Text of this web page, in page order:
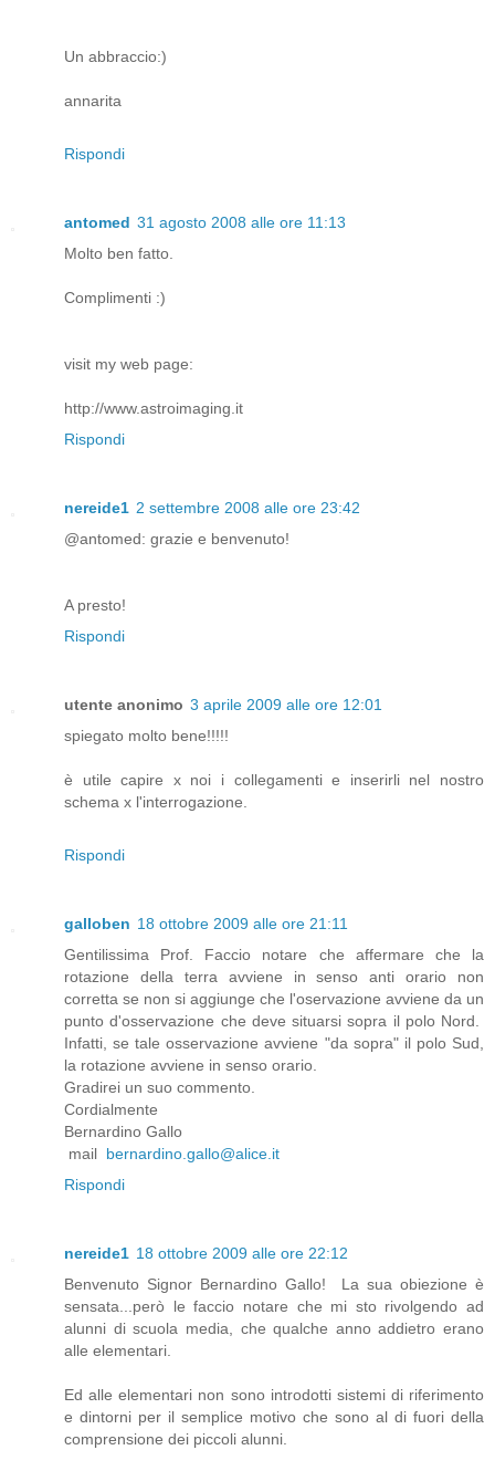
Un abbraccio:)
annarita
Rispondi
antomed 31 agosto 2008 alle ore 11:13
Molto ben fatto.
Complimenti :)
visit my web page:
http://www.astroimaging.it
Rispondi
nereide1 2 settembre 2008 alle ore 23:42
@antomed: grazie e benvenuto!
A presto!
Rispondi
utente anonimo 3 aprile 2009 alle ore 12:01
spiegato molto bene!!!!!
è utile capire x noi i collegamenti e inserirli nel nostro
schema x l'interrogazione.
Rispondi
galloben 18 ottobre 2009 alle ore 21:11
Gentilissima Prof. Faccio notare che affermare che la
rotazione della terra avviene in senso anti orario non
corretta se non si aggiunge che l'oservazione avviene da un
punto d'osservazione che deve situarsi sopra il polo Nord.
Infatti, se tale osservazione avviene "da sopra" il polo Sud,
la rotazione avviene in senso orario.
Gradirei un suo commento.
Cordialmente
Bernardino Gallo
mail bernardino.gallo@alice.it
Rispondi
nereide1 18 ottobre 2009 alle ore 22:12
Benvenuto Signor Bernardino Gallo! La sua obiezione è
sensata...però le faccio notare che mi sto rivolgendo ad
alunni di scuola media, che qualche anno addietro erano
alle elementari.
Ed alle elementari non sono introdotti sistemi di riferimento
e dintorni per il semplice motivo che sono al di fuori della
comprensione dei piccoli alunni.